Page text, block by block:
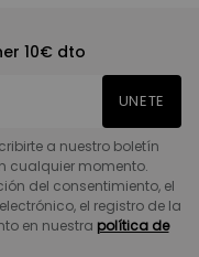
10€ dto
UNETE
a nuestro boletín
cualquier momento.
del consentimiento, el
el registro de la
en nuestra política de